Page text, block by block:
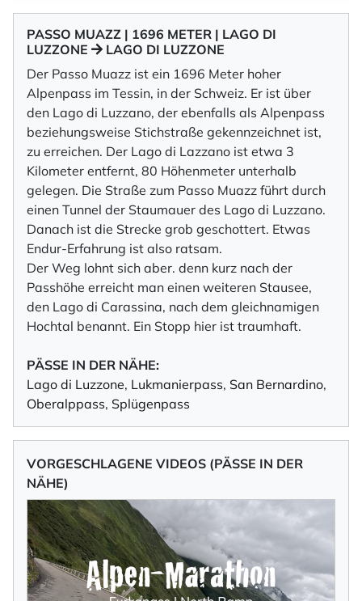
PASSO MUAZZ | 1696 METER | LAGO DI
LUZZONE
LAGO DI LUZZONE
Der Passo Muazz ist ein 1696 Meter hoher
Alpenpass im Tessin, in der Schweiz. Er ist über
den Lago di Luzzano, der ebenfalls als Alpenpass
beziehungsweise Stichstraße gekennzeichnet ist,
zu erreichen. Der Lago di Lazzano ist etwa 3
Kilometer entfernt, 80 Höhenmeter unterhalb
gelegen. Die Straße zum Passo Muazz führt durch
einen Tunnel der Staumauer des Lago di Luzzano.
Danach ist die Strecke grob geschottert. Etwas
Endur-Erfahrung ist also ratsam.
Der Weg lohnt sich aber. denn kurz nach der
Passhöhe erreicht man einen weiteren Stausee,
den Lago di Carassina, nach dem gleichnamigen
Hochtal benannt. Ein Stopp hier ist traumhaft.
PÄSSE IN DER NÄHE:
Lago di Luzzone, Lukmanierpass, San Bernardino,
Oberalppass, Splügenpass
VORGESCHLAGENE VIDEOS (PÄSSE IN DER
NÄHE)